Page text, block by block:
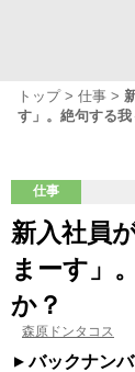
トップ 仕事
す」。絶句する我
仕事
新入社員
まーす」
か？
森原ドンタコス
バックナン